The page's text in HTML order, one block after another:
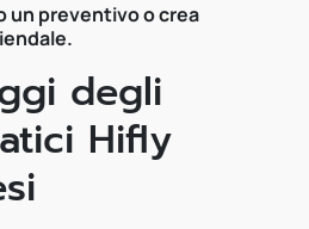
un preventivo o crea
degli
Hifly